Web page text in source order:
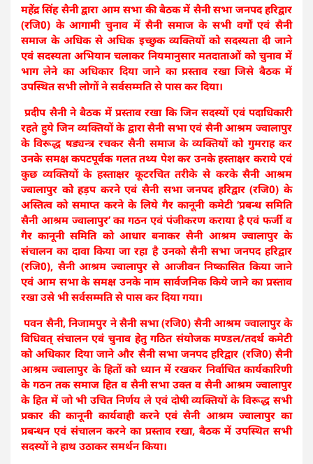
महेंद्र सिंह सैनी द्वारा आम सभा की बैठक में सैनी सभा जनपद हरिद्वार
(रजि0) के आगामी चुनाव में सैनी समाज के सभी वर्गों एवं सैनी
समाज के अधिक से अधिक इच्छुक व्यक्तियों को सदस्यता दी जाने
एवं सदस्यता अभियान चलाकर नियमानुसार मतदाताओं को चुनाव में
भाग लेने का अधिकार दिया जाने का प्रस्ताव रखा जिसे बैठक में
उपस्थित सभी लोगों ने सर्वसम्मति से पास कर दिया।
प्रदीप सैनी ने बैठक में प्रस्ताव रखा कि जिन सदस्यों एवं पदाधिकारी
रहते हुये जिन व्यक्तियों के द्वारा सैनी सभा एवं सैनी आश्रम ज्वालापुर
के विरूद्ध षड्यन्त्र रचकर सैनी समाज के व्यक्तियों को गुमराह कर
उनके समक्ष कपटपूर्वक गलत तथ्य पेश कर उनके हस्ताक्षर कराये एवं
कुछ व्यक्तियों के हस्ताक्षर कूटरचित तरीके से करके सैनी आश्रम
ज्वालापुर को हड़प करने एवं सैनी सभा जनपद हरिद्वार (रजि0) के
अस्तित्व को समाप्त करने के लिये गैर कानूनी कमेटी ‘प्रबन्ध समिति
सैनी आश्रम ज्वालापुर’ का गठन एवं पंजीकरण कराया है एवं फर्जी व
गैर कानूनी समिति को आधार बनाकर सैनी आश्रम ज्वालापुर के
संचालन का दावा किया जा रहा है उनको सैनी सभा जनपद हरिद्वार
(रजि0), सैनी आश्रम ज्वालापुर से आजीवन निष्कासित किया जाने
एवं आम सभा के समक्ष उनके नाम सार्वजनिक किये जाने का प्रस्ताव
रखा उसे भी सर्वसम्मति से पास कर दिया गया।
पवन सैनी, निजामपुर ने सैनी सभा (रजि0) सैनी आश्रम ज्वालापुर के
विधिवत् संचालन एवं चुनाव हेतु गठित संयोजक मण्डल/तदर्थ कमेटी
को अधिकार दिया जाने और सैनी सभा जनपद हरिद्वार (रजि0) सैनी
आश्रम ज्वालापुर के हितों को ध्यान में रखकर निर्वाचित कार्यकारिणी
के गठन तक समाज हित व सैनी सभा उक्त व सैनी आश्रम ज्वालापुर
के हित में जो भी उचित निर्णय ले एवं दोषी व्यक्तियों के विरूद्ध सभी
प्रकार की कानूनी कार्यवाही करने एवं सैनी आश्रम ज्वालापुर का
प्रबन्धन एवं संचालन करने का प्रस्ताव रखा, बैठक में उपस्थित सभी
सदस्यों ने हाथ उठाकर समर्थन किया।